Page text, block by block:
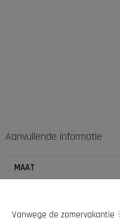
Aanvullende informatie
MAAT
Vanwege de zomervakantie